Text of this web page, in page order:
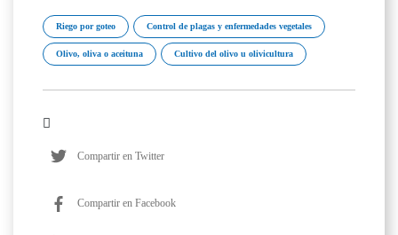
Riego por goteo Control de plagas y enfermedades vegetales
Olivo, oliva o aceituna Cultivo del olivo u olivicultura
Compartir en Twitter
Compartir en Facebook